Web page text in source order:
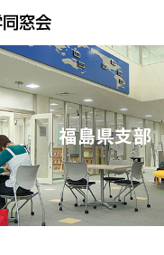
福島県支部